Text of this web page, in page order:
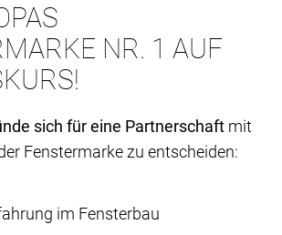
NR. 1 AUF
sich für eine Partnerschaft mit
Fenstermarke zu entscheiden:
im Fensterbau